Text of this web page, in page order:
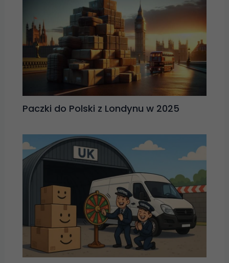
Paczki do Polski z Londynu w 2025